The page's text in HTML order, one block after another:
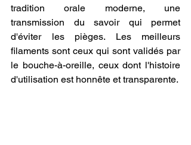
tradition orale moderne, une
transmission du savoir qui permet
d'éviter les pièges. Les meilleurs
filaments sont ceux qui sont validés par
le bouche-à-oreille, ceux dont l'histoire
d'utilisation est honnête et transparente.